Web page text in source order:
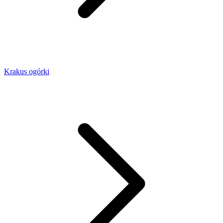
Krakus ogórki